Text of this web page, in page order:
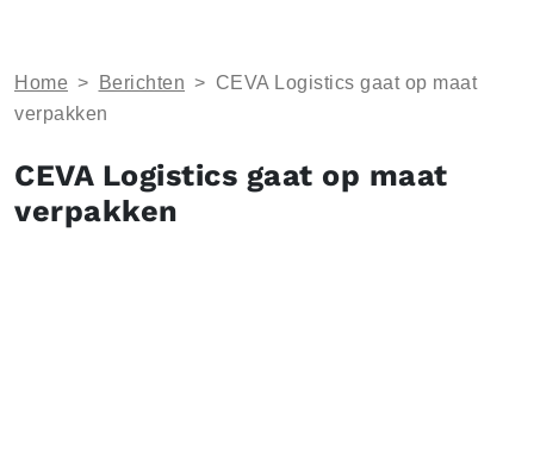
Home > Berichten > CEVA Logistics gaat op maat
verpakken
CEVA Logistics gaat op maat
verpakken